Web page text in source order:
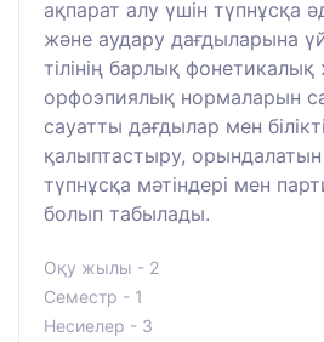
ақпарат алу үшін түпнұсқа
және аудару дағдыларына
тілінің барлық
орфоэпиялық нормаларын
сауатты дағдылар мен
қалыптастыру,
түпнұсқа мәтіндері мен
болып табылады.
Оқу жылы - 2
Семестр - 1
Несиелер - 3